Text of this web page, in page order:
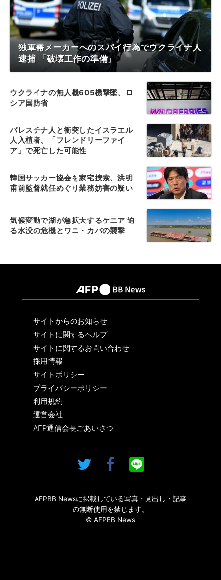
独軍需メーカーへのスパイ行為でウクライナ人
逮捕 「破壊工作の準備」
ウクライナの無人機605機撃墜、ロ
シア国防省
パレスチナ人と衝突したイスラエル
人入植者、「フレンドリーファイ
ア」で死亡した可能性
韓国サッカー協会を家宅捜索、洪明
甫前監督就任めぐり業務妨害の疑い
気候変動で湖が急拡大するケニア 迫
る水没の危機とワニ・カバの襲撃
サイトからのお知らせ
サイトに関するヘルプ
サイトに関するお問い合わせ
採用情報
サイトポリシー
プライバシーポリシー
利用規約
運営会社
AFP通信会長ごあいさつ
AFPBB Newsに掲載している写真・見出し・記事
の無断使用を禁じます。
© AFPBB News